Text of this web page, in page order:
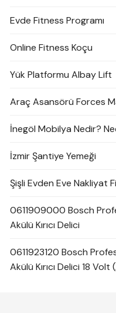
Evde Fitness Programı
Online Fitness Koçu
Yük Platformu Albay Lift
Araç Asansörü Forces
İnegöl Mobilya Nedir?
İzmir Şantiye Yemeği
Şişli Evden Eve Nakliyat
0611909000 Bosch
Akülü Kırıcı Delici
0611923120 Bosch
Akülü Kırıcı Delici 18